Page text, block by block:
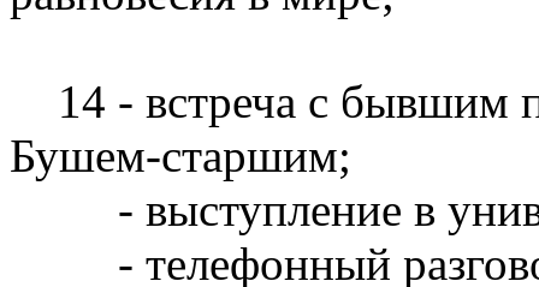
14 - встреча с
Бушем-старшим;
- выступление в
- телефонный